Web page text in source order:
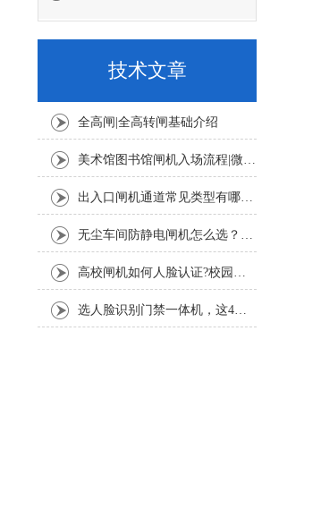
技术文章
全高闸|全高转闸基础介绍
美术馆图书馆闸机入场流程|微信公众号预约+人脸扫码登记教程
出入口闸机通道常见类型有哪些？摆闸、翼闸、三辊闸适用场景详解
无尘车间防静电闸机怎么选？半导体 SMT 车间 ESD 闸机选型要点
高校闸机如何人脸认证?校园人脸识别通行完整流程
选人脸识别门禁一体机，这4个核心指标一定要看！